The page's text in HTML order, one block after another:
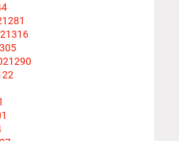
281
316
305
290